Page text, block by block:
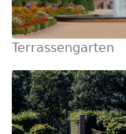
Terrassengarten